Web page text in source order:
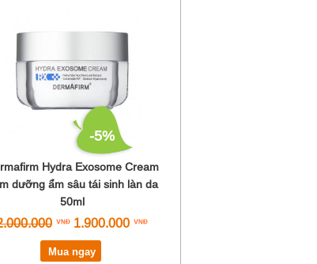
-5%
Hydra Exosome Cream
dưỡng ẩm sâu tái sinh làn da
50ml
1.900.000
Mua ngay